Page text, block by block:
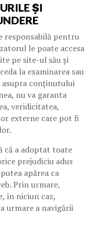
ȘI
responsabilă pentru
le poate accesa
pe site-ul său și
la examinarea sau
conținutului
nu va garanta
veridicitatea,
externe care pot fi
că a adoptat toate
prejudiciu adus
apărea ca
Prin urmare,
în niciun caz,
urmare a navigării